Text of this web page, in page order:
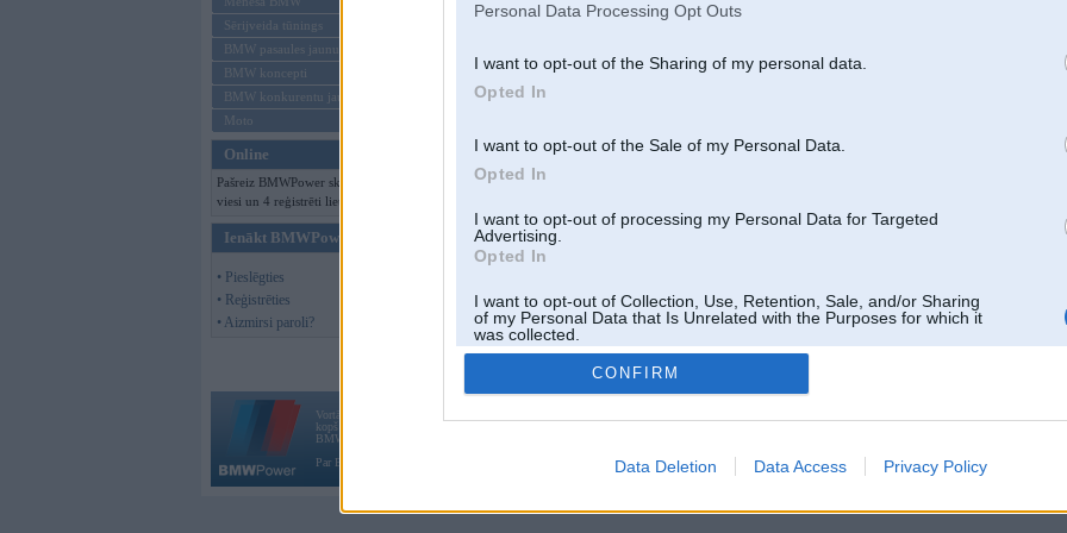
Personal Data Processing Opt Outs
I want to opt-out of the Sharing of my personal data.
Opted In
I want to opt-out of the Sale of my Personal Data.
Opted In
I want to opt-out of processing my Personal Data for Targeted
Advertising.
Opted In
I want to opt-out of Collection, Use, Retention, Sale, and/or Sharing
of my Personal Data that Is Unrelated with the Purposes for which it
was collected.
Opted Out
CONFIRM
Data Deletion Data Access Privacy Policy
Sērijveida tūnings
BMW pasaules jaunumi
BMW koncepti
BMW konkurentu jaunumi
Moto
Online
Pašreiz BMWPower skatās 118
viesi un 4 reģistrēti lietotāji.
Ienākt BMWPower
• Pieslēgties
• Reģistrēties
• Aizmirsi paroli?
Vortāls BMWPower.lv darbojas
kopš 2002. gada 14. maija. Tas nav auto klubs un nav saistīts ar
BMW AG.
Par BMWPower